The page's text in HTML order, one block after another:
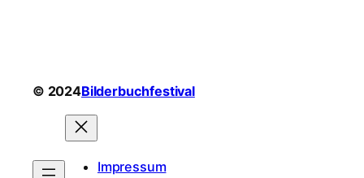
© 2024Bilderbuchfestival
Impressum